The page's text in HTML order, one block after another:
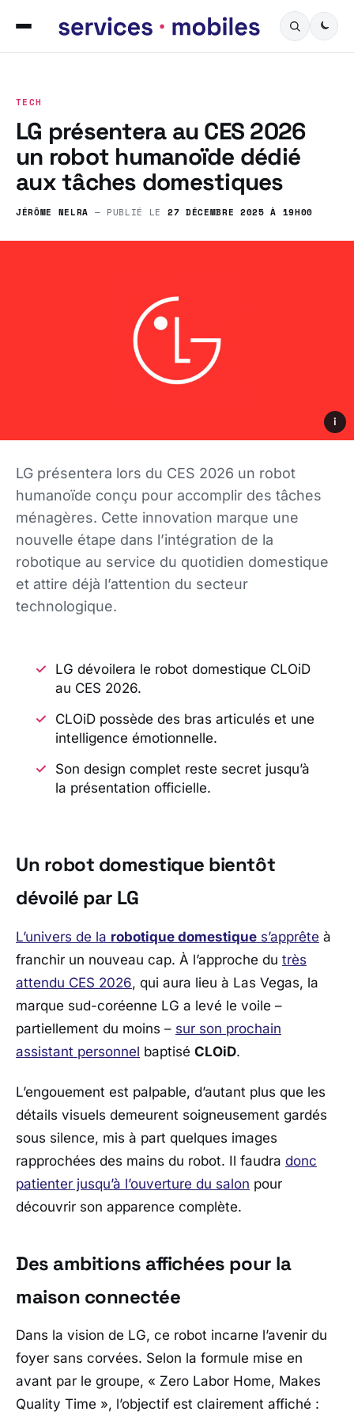
TECH
LG présentera au CES 2026
un robot humanoïde dédié
aux tâches domestiques
JÉRÔME NELRA — PUBLIÉ LE 27 DÉCEMBRE 2025 À 19H00
i
LG présentera lors du CES 2026 un robot
humanoïde conçu pour accomplir des tâches
ménagères. Cette innovation marque une
nouvelle étape dans l’intégration de la
robotique au service du quotidien domestique
et attire déjà l’attention du secteur
technologique.
LG dévoilera le robot domestique CLOiD
au CES 2026.
CLOiD possède des bras articulés et une
intelligence émotionnelle.
Son design complet reste secret jusqu’à
la présentation officielle.
Un robot domestique bientôt
dévoilé par LG
L’univers de la robotique domestique s’apprête à
franchir un nouveau cap. À l’approche du très
attendu CES 2026, qui aura lieu à Las Vegas, la
marque sud-coréenne LG a levé le voile –
partiellement du moins – sur son prochain
assistant personnel baptisé CLOiD.
L’engouement est palpable, d’autant plus que les
détails visuels demeurent soigneusement gardés
sous silence, mis à part quelques images
rapprochées des mains du robot. Il faudra donc
patienter jusqu’à l’ouverture du salon pour
découvrir son apparence complète.
Des ambitions affichées pour la
maison connectée
Dans la vision de LG, ce robot incarne l’avenir du
foyer sans corvées. Selon la formule mise en
avant par le groupe, « Zero Labor Home, Makes
Quality Time », l’objectif est clairement affiché :